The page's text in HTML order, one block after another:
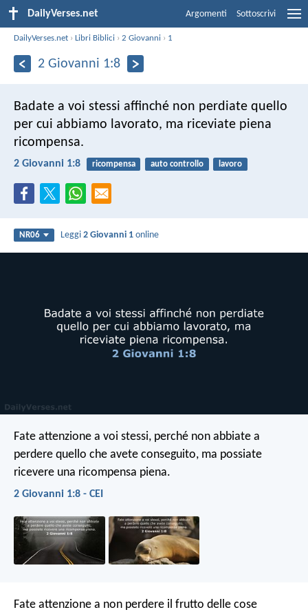
DailyVerses.net Argomenti Sottoscrivi
DailyVerses.net ›Libri Biblici ›2 Giovanni › 1
2 Giovanni 1:8
Badate a voi stessi affinché non perdiate quello
per cui abbiamo lavorato, ma riceviate piena
ricompensa.
2 Giovanni 1:8 ricompensa auto controllo lavoro
NR06 Leggi2 Giovanni 1 online
Fate attenzione a voi stessi, perché non abbiate a
perdere quello che avete conseguito, ma possiate
ricevere una ricompensa piena.
2 Giovanni 1:8 - CEI
Fate attenzione a non perdere il frutto delle cose